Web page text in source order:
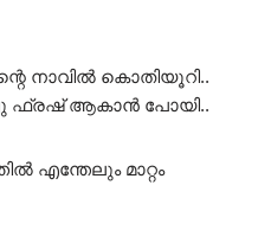
നാവിൽ കൊതിയൂറി..
ഫ്രഷ് ആകാൻ പോയി..
എന്തേലും മാറ്റം